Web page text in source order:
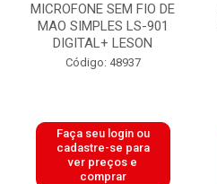
MICROFONE SEM FIO DE
MAO SIMPLES LS-901
DIGITAL+ LESON
Código: 48937
Faça seu login ou
cadastre-se para
ver preços e
comprar